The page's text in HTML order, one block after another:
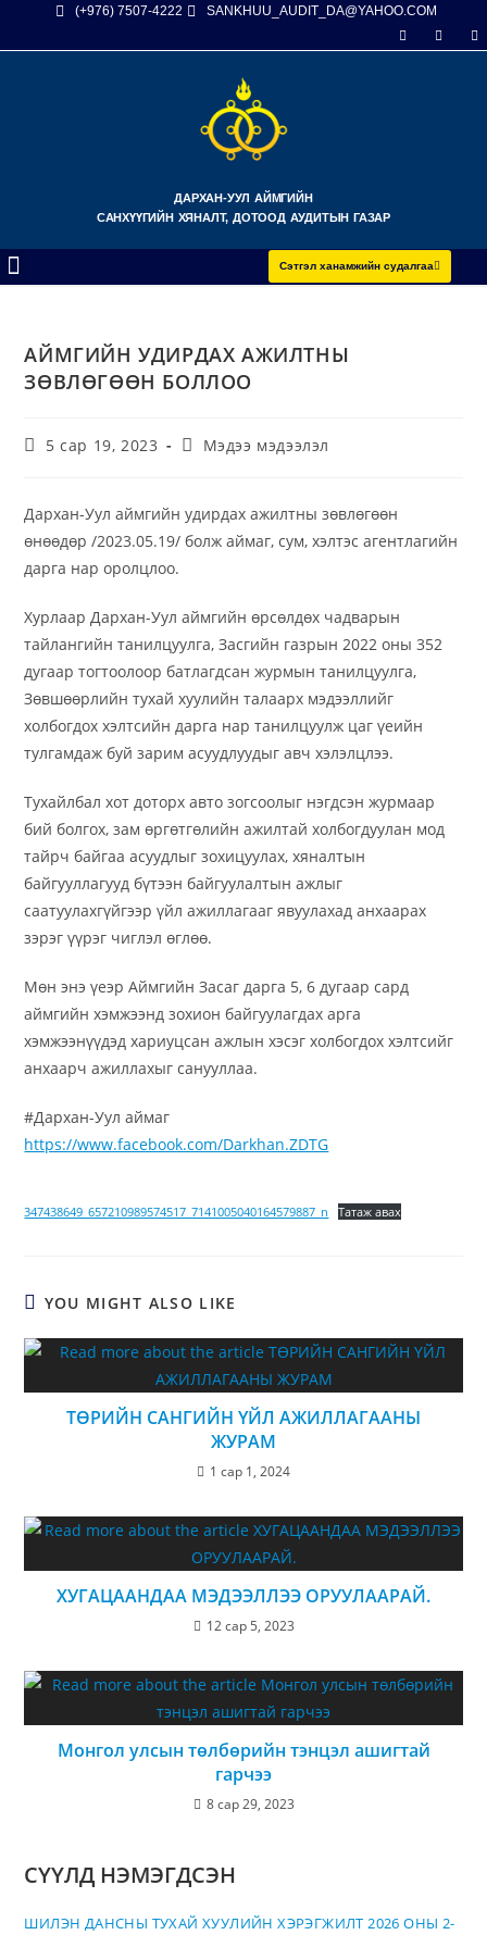
(+976) 7507-4222 SANKHUU_AUDIT_DA@YAHOO.COM
ДАРХАН-УУЛ АЙМГИЙН
САНХҮҮГИЙН ХЯНАЛТ, ДОТООД АУДИТЫН ГАЗАР
Сэтгэл ханамжийн судалгаа
АЙМГИЙН УДИРДАХ АЖИЛТНЫ
ЗӨВЛӨГӨӨН БОЛЛОО
5 сар 19, 2023 Мэдээ мэдээлэл
Дархан-Уул аймгийн удирдах ажилтны зөвлөгөөн
өнөөдөр /2023.05.19/ болж аймаг, сум, хэлтэс агентлагийн
дарга нароролцлоо.
Хурлаар Дархан-Уул аймгийн өрсөлдөх чадварын
тайлангийн танилцуулга, Засгийн газрын 2022 оны 352
дугаар тогтоолоор батлагдсан журмын танилцуулга,
Зөвшөөрлийн тухай хуулийн талаарх мэдээллийг
холбогдох хэлтсийн дарга нар танилцуулж цаг үеийн
тулгамдаж буй зарим асуудлуудыг авч хэлэлцлээ.
Тухайлбал хот доторх авто зогсоолыг нэгдсэн журмаар
бий болгох, зам өргөтгөлийн ажилтай холбогдуулан мод
тайрч байгаа асуудлыг зохицуулах, хяналтын
байгууллагууд бүтээн байгуулалтын ажлыг
саатуулахгүйгээр үйл ажиллагааг явуулахад анхаарах
зэрэг үүрэг чиглэл өглөө.
Мөн энэ үеэр Аймгийн Засаг дарга 5, 6 дугаар сард
аймгийн хэмжээнд зохион байгуулагдах арга
хэмжээнүүдэд хариуцсан ажлын хэсэг холбогдох хэлтсийг
анхаарч ажиллахыг санууллаа.
#Дархан-Уул аймаг
https://www.facebook.com/Darkhan.ZDTG
347438649_657210989574517_7141005040164579887_n Татаж авах
YOU MIGHT ALSO LIKE
ТӨРИЙН САНГИЙН ҮЙЛ АЖИЛЛАГААНЫ
ЖУРАМ
1 сар 1, 2024
ХУГАЦААНДАА МЭДЭЭЛЛЭЭ ОРУУЛААРАЙ.
12 сар 5, 2023
Монгол улсын төлбөрийн тэнцэл ашигтай
гарчээ
8 сар 29, 2023
СҮҮЛД НЭМЭГДСЭН
ШИЛЭН ДАНСНЫ ТУХАЙ ХУУЛИЙН ХЭРЭГЖИЛТ 2026 ОНЫ 2-